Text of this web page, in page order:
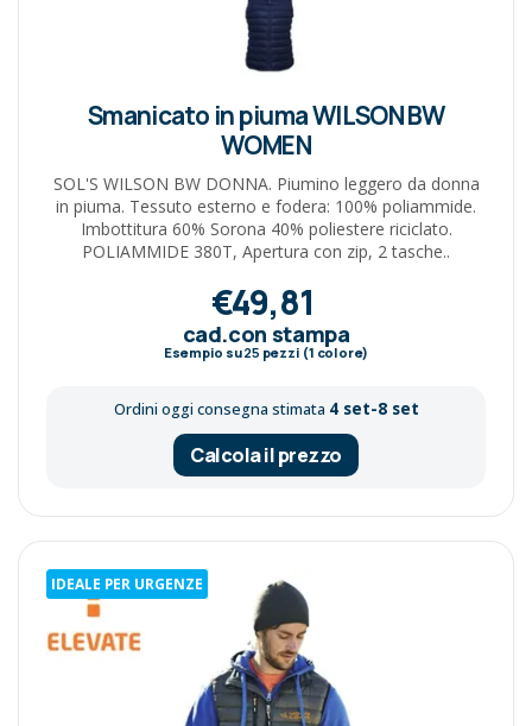
Smanicato in piuma WILSON BW
WOMEN
SOL'S WILSON BW DONNA. Piumino leggero da donna
in piuma. Tessuto esterno e fodera: 100% poliammide.
Imbottitura 60% Sorona 40% poliestere riciclato.
POLIAMMIDE 380T, Apertura con zip, 2 tasche..
€49,81
cad.con stampa
Esempio su25 pezzi (1 colore)
Ordini oggi consegna stimata 4 set-8 set
Calcola il prezzo
IDEALE PER URGENZE